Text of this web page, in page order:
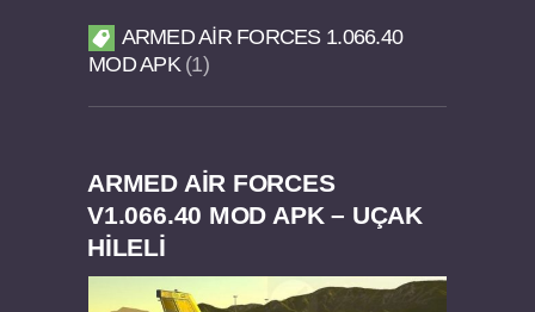
Dream Road Multiplayer v1.4.2 PARA HİLELİ
Felix the Reaper v1.25 FULL APK
ARMED AIR FORCES 1.066.40
MOD APK 1
ARMED AIR FORCES
V1.066.40 MOD APK – UÇAK
HİLELİ